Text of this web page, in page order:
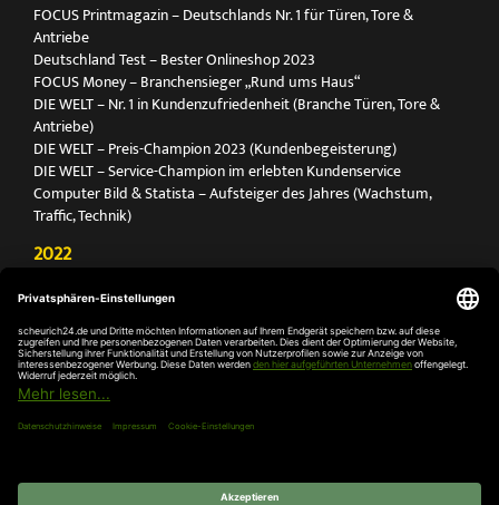
FOCUS Printmagazin – Deutschlands Nr. 1 für Türen, Tore &
Antriebe
Deutschland Test – Bester Onlineshop 2023
FOCUS Money – Branchensieger „Rund ums Haus“
DIE WELT – Nr. 1 in Kundenzufriedenheit (Branche Türen, Tore &
Antriebe)
DIE WELT – Preis-Champion 2023 (Kundenbegeisterung)
DIE WELT – Service-Champion im erlebten Kundenservice
Computer Bild & Statista – Aufsteiger des Jahres (Wachstum,
Traffic, Technik)
2022
Antriebe
Deutschland Test – Bester Onlineshop 2022
FOCUS Money – Branchensieger „Rund ums Haus“
DIE WELT – Service-Champion im erlebten Kundenservice
DIE WELT – Branchengewinner Gold-Rang (Türen, Tore & Antriebe)